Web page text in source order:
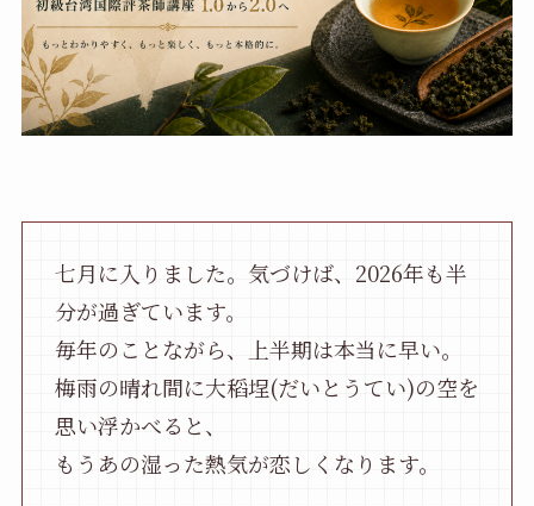
七月に入りました。気づけば、2026年も半
分が過ぎています。
毎年のことながら、上半期は本当に早い。
梅雨の晴れ間に大稻埕(だいとうてい)の空を
思い浮かべると、
もうあの湿った熱気が恋しくなります。